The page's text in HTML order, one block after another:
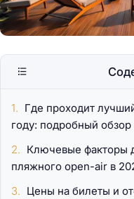
Где проходит
году: подробный обзор
Ключевые факторы
пляжного open-air в
Цены на билеты и